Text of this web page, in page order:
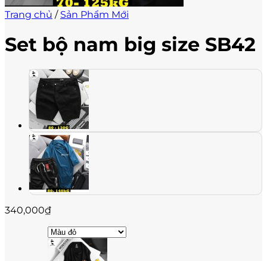
Trang chủ / Sản Phẩm Mới
Set bộ nam big size SB42
340,000₫